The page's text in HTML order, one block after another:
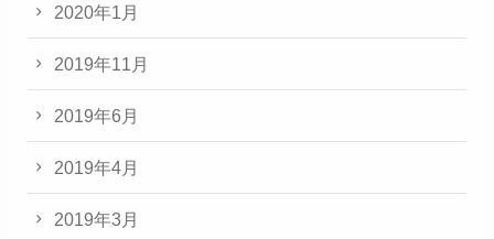
2020年1月
2019年11月
2019年6月
2019年4月
2019年3月